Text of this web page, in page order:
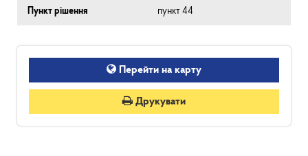
Пункт рішення пункт 44
Перейти на карту
Друкувати